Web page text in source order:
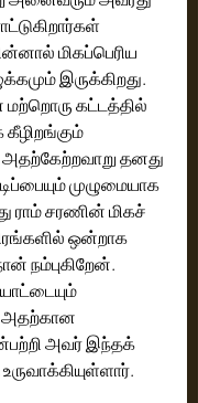
மிகப்பெரிய
இருக்கிறது.
கட்டத்தில்
தனது
முழுமையாக
ராம் சரணின் மிகச்
ஒன்றாக
நம்புகிறேன்.
அதற்கான
அவர் இந்தக்